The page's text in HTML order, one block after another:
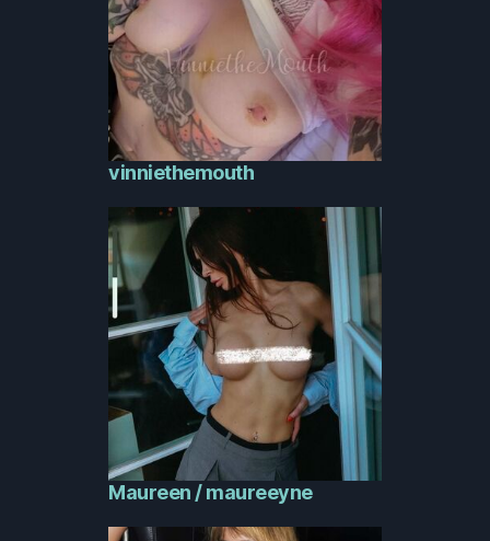
vinniethemouth
Maureen / maureeyne